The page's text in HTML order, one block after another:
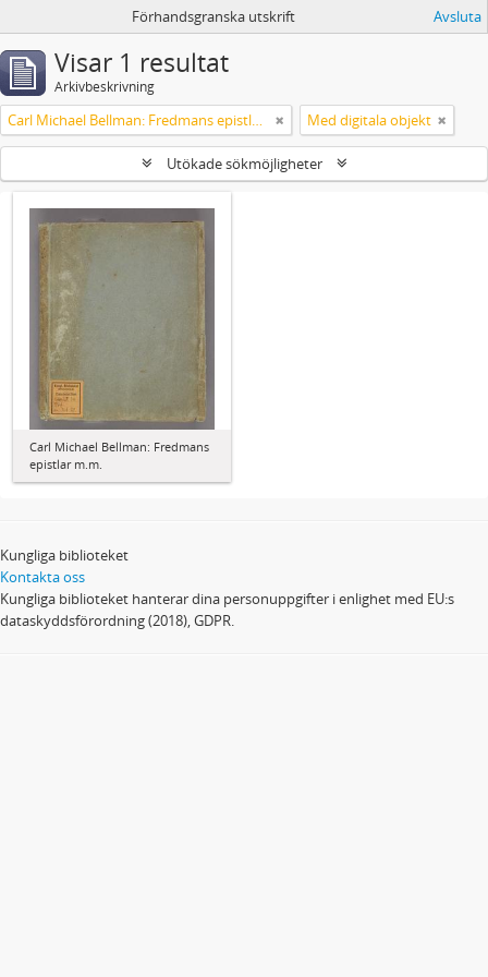
Förhandsgranska utskrift Avsluta
Visar 1 resultat
Arkivbeskrivning
Carl Michael Bellman: Fredmans epistlar m.m. Med digitala objekt
Utökade sökmöjligheter
Carl Michael Bellman: Fredmans
epistlar m.m.
Kungliga biblioteket
Kontakta oss
Kungliga biblioteket hanterar dina personuppgifter i enlighet med EU:s
dataskyddsförordning (2018), GDPR.